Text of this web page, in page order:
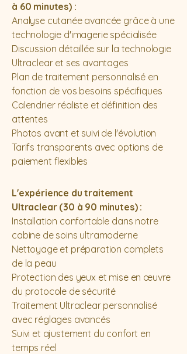
à 60 minutes) :
Analyse cutanée avancée grâce à une
technologie d'imagerie spécialisée
Discussion détaillée sur la technologie
Ultraclear et ses avantages
Plan de traitement personnalisé en
fonction de vos besoins spécifiques
Calendrier réaliste et définition des
attentes
Photos avant et suivi de l'évolution
Tarifs transparents avec options de
paiement flexibles
L'expérience du traitement
Ultraclear (30 à 90 minutes) :
Installation confortable dans notre
cabine de soins ultramoderne
Nettoyage et préparation complets
de la peau
Protection des yeux et mise en œuvre
du protocole de sécurité
Traitement Ultraclear personnalisé
avec réglages avancés
Suivi et ajustement du confort en
temps réel